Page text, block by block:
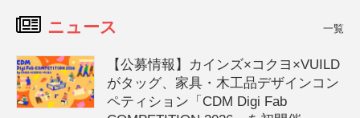
ニュース 一覧
【公募情報】カインズ×コクヨ×VUILD
がタッグ、家具・木工品デザインコン
ペティション「CDM Digi Fab